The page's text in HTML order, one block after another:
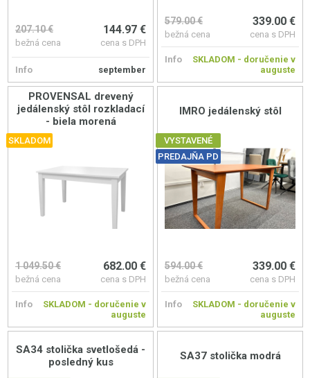
207.10 €
bežná cena
144.97 €
cena s DPH
Info september
579.00 €
bežná cena
339.00 €
cena s DPH
Info
SKLADOM - doručenie v
auguste
PROVENSAL drevený
jedálenský stôl rozkladací
- biela morená
SKLADOM
1 049.50 €
bežná cena
682.00 €
cena s DPH
Info
SKLADOM - doručenie v
auguste
IMRO jedálenský stôl
VYSTAVENÉ
PREDAJŇA PD
594.00 €
bežná cena
339.00 €
cena s DPH
Info
SKLADOM - doručenie v
auguste
SA34 stolička svetlošedá -
posledný kus
SA37 stolička modrá